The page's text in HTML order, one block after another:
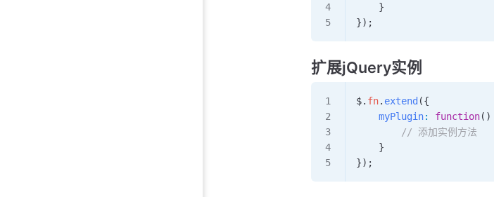
    }
});
扩展jQuery实例
$. fn. extend ({
    myPlugin
: function
        // 添加实例方法
    }
});